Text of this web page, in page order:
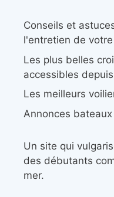
Conseils et
l'entretien de
Les plus belles
accessibles
Les meilleurs
Annonces
Un site qui
des débutants
mer.